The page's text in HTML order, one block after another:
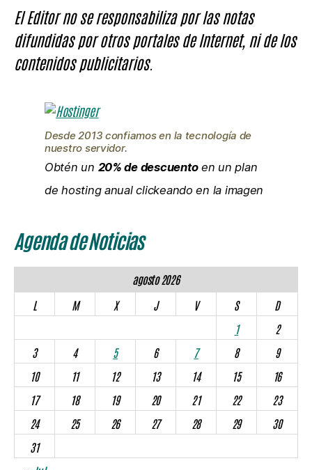
El Editor no se responsabiliza por las notas
difundidas por otros portales de Internet, ni de los
contenidos publicitarios.
Desde 2013 confiamos en la tecnología de
nuestro servidor.
Obtén un 20% de descuentoen un plan
de hosting anual clickeando en la imagen
Agenda de Noticias
agosto 2026
L
M X J V S
D
1
2
3
4 5 6 7 8
9
10
11 12 13 14 15
16
17
18 19 20 21 22
23
24
25 26 27 28 29
30
31